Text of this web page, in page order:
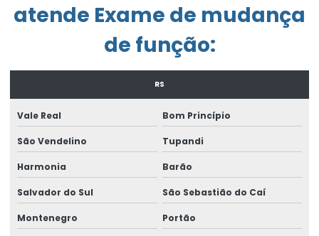
Empresa laudo de periculosidade
Empresa que elabora pgr
Empresa que faz ltcat
Empresa que faz pcmso
Empresa de treinamento de segurança do trabalho
Enviar eventos esocial
atende Exame de mudança
de função:
RS
Vale Real Bom Princípio
São Vendelino Tupandi
Harmonia Barão
Salvador do Sul São Sebastião do Caí
Montenegro Portão